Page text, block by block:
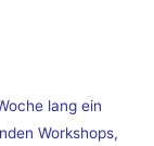
lang ein
Workshops,